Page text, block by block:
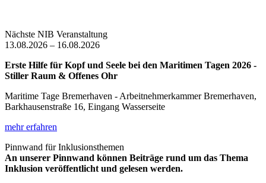
Nächste NIB Veranstaltung
13.08.2026 – 16.08.2026
Erste Hilfe für Kopf und Seele bei den Maritimen Tagen 2026 -
Stiller Raum & Offenes Ohr
Maritime Tage Bremerhaven - Arbeitnehmerkammer Bremerhaven,
Barkhausenstraße 16, Eingang Wasserseite
mehr erfahren
Pinnwand für Inklusionsthemen
An unserer Pinnwand können Beiträge rund um das Thema
Inklusion veröffentlicht und gelesen werden.